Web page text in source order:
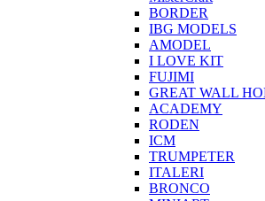
BORDER
IBG MODELS
AMODEL
I LOVE KIT
FUJIMI
GREAT WALL
ACADEMY
RODEN
ICM
TRUMPETER
ITALERI
BRONCO